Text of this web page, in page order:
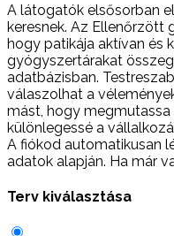
A látogatók elsősorban
keresnek. Az Ellenőrzött
hogy patikája aktívan és
gyógyszertárakat
adatbázisban.
válaszolhat a
mást, hogy
különlegessé a
A fiókod automatikusan
adatok alapján. Ha már
Terv kiválasztása